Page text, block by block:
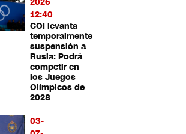
12:40
COI levanta
temporalmente
suspensión a
Rusia: Podrá
competir en
los Juegos
Olímpicos de
2028
03-